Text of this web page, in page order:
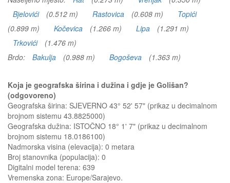
Bjelovići
(0.512 m) Rastovica (0.608 m)
Topići
(0.899 m)
Kočevica (1.266 m) Lipa
(1.291 m)
Trkovići
(1.476 m)
Brdo:
Bakulja (0.988 m) Bogoševa (1.363 m)
Koja je geografska širina i dužina i gdje je Golišan?
(odgovoreno)
Geografska širina: SJEVERNO 43° 52' 57" (prikaz u decimalnom
brojnom sistemu 43.8825000)
Geografska dužina: ISTOČNO 18° 1' 7" (prikaz u decimalnom
brojnom sistemu 18.0186100)
Nadmorska visina (elevacija): 0 metara
Broj stanovnika (populacija): 0
Digitalni model terena: 639
Vremenska zona: Europe/Sarajevo.